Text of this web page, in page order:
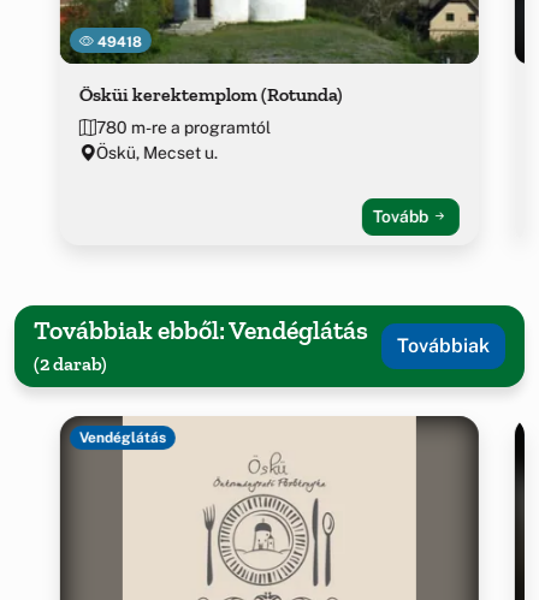
49418
Ösküi kerektemplom (Rotunda)
780 m-re a programtól
Öskü, Mecset u.
Tovább
Továbbiak ebből: Vendéglátás
(2 darab)
Továbbiak
Vendéglátás